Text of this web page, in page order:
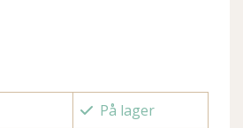
På lager